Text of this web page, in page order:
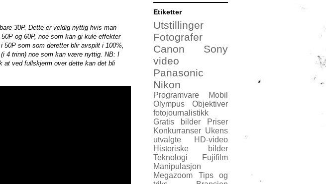
30P. Dette er veldig nyttig hvis man
og 60P, noe som kan gi kule effekter
som som deretter blir avspilt i 100%,
4 trinn) noe som kan være nyttig. NB: I
at ved fullskjerm over dette kan det bli
Etiketter
Utstillinger
Fotografer
Canon
Sony
video
Panasonic
Nikon
Programvare
Mobil
Olympus
Objektiver
fotojournalistikk
Gratis bilder
Priser
Konkurranser Ukens
utvalgte
HD-video
Historiske bilder
Teknologi
Fujifilm
Manipulasjon
Megazoom
Tips og